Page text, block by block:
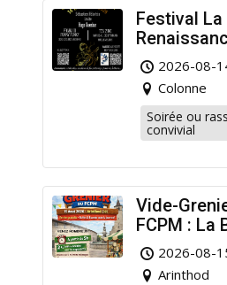
Festival La
2026-08-
Colonne
Soirée ou
convivial
Vide-
FCPM : La
Affaire de
Arinthod !
2026-08-
Arinthod